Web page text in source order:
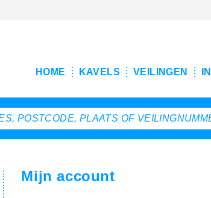
HOME KAVELS VEILINGEN
Mijn account